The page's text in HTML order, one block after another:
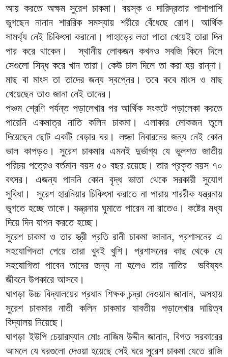
আয় করতে অক্ষম সুরেশ চাকমা। বয়স্ক ও দারিদ্রতার পাশাপাশি
ভুগছেন নানান শাররিক সমস্যায় শরীরে বেঁধেছে রোগ। আর্থিক
সামর্থ্য নেই চিকিৎসা করানো। পাহাড়ের লতা পাতা খেয়েই তারা দিন
পার করে থাকেন। স্থানীয় লোকজন কখনও সবজি কিনে দিলে
সেগুলো সিদ্ধ করে খান তারা। কেউ চাল দিলে তা করা হয় রান্না।
মাছ বা মাংস তা তাদের জন্য স্বপ্নের। তবে কবে মাংস ও মাছ
খেয়েছেন তাও জানা নেই তাদের।
পঞ্চম শ্রেণি পর্যন্ত পড়ালেখার পর আর্থিক সংকটে পড়ালেকা করতে
পারেনি একমাত্র নাতি কলিন চাকমা। এলাকার লোকজন তুলে
দিয়েছেন ছোট একটি বেড়ার ঘর। লজ্জা নিবারনের জন্য নেই কোন
ভাল কাপড়ও। সুরেশ চাকমার এমনই দুর্ভাগ্য যে ভুলশত জাতীয়
পরিচয় পত্রেও বর্তমান বয়স ৫০ বছর রয়েছে। তার প্রকৃত বয়স ৭০
বৎসর। এজন্য পাননি কোন বৃদ্ধ ভাতা থেকে সরকারী সুযোগ
সুবিধা। সুরেশ হারনিয়ার চিকিৎসা করাতে না পারায় শাররীক যন্ত্রনায়
ভুগতে হচ্ছে তাকে। যন্ত্রনায় ঘুমাতে পারেন না রাতেও। কষ্টের মধ্য
দিয়ে দিন যাপন করতে হচ্ছে।
সুরেশ চাকমা ও তার স্ত্রী প্রতি রানী চাকমা জানান, প্রশাসনের এ
সহযোগিদতা পেয়ে তারা খুবই খুশি। প্রশাসনের কাছ থেকে যে
সহযোগিতা পাবেন তাদের জন্য না হলেও তার নাতির ভবিষ্যৎ
জীবনে উপকারে আসবে।
ঘাগড়া উচ্চ বিদ্যালয়ের প্রধান শিক্ষক চন্দ্রা দেওয়ান জানান, অসহায়
সুরেশ চাকমার নাতী কলিন চাকমার যাবতীয় পড়ালেখার দায়িত্ব
বিদ্যালয় নিয়েছে।
ঘাগড়া ইউপি চেয়ারম্যান মোঃ নাজিম উদ্দীন জানান, বিগত সরকারের
আমলে যে ঘরগুলো দেওয়া হয়েছে সেই ঘরে সুরেশ চাকমা যেতে রাজি